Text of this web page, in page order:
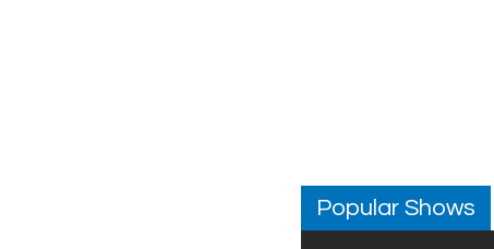
Popular Shows